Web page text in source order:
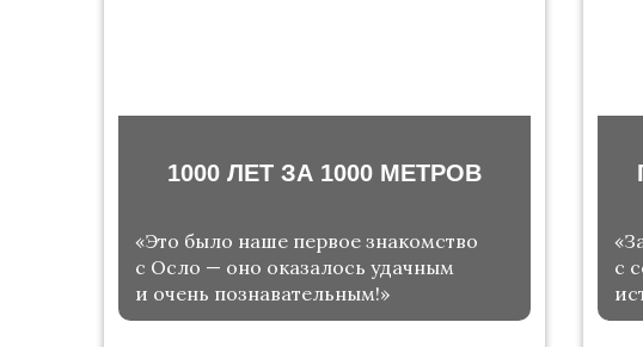
1000 ЛЕТ ЗА 1000 МЕТРОВ
«Это было наше первое знакомство
с Осло — оно оказалось удачным
и очень познавательным!»
с